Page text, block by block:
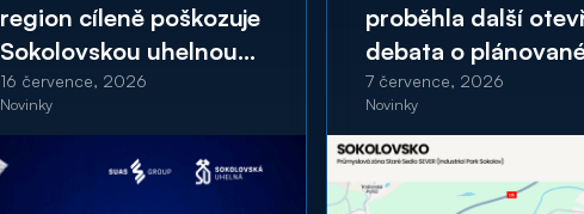
region cíleně poškozuje
Sokolovskou uhelnou
a SUAS GROUP
16 července, 2026
Novinky
proběhla další
debata o
zóně
7 července, 2026
Novinky